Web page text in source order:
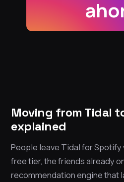
Moving from Tidal
explained
People leave Tidal for Spotify
free tier, the friends already
recommendation engine that